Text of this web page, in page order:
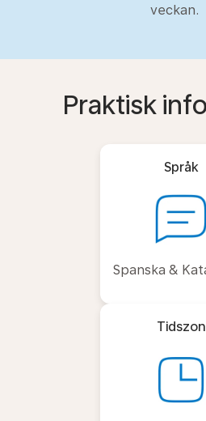
veckan.
Praktisk
Språk
Spanska &
Tidszon